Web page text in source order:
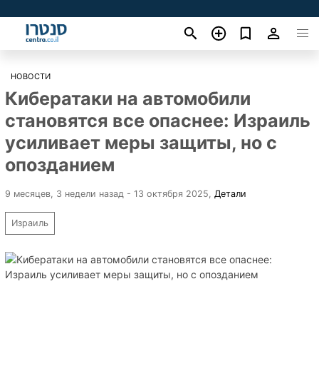
НОВОСТИ
Кибератаки на автомобили
становятся все опаснее: Израиль
усиливает меры защиты, но с
опозданием
9 месяцев, 3 недели назад - 13 октября 2025 Детали
Израиль